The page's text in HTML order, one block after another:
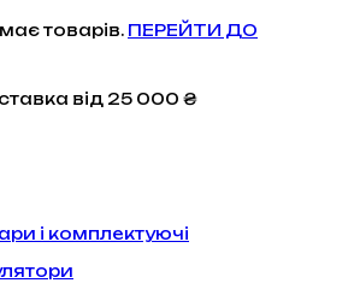
товарів. ПЕРЕЙТИ ДО
від 25 000 ₴
і комплектуючі